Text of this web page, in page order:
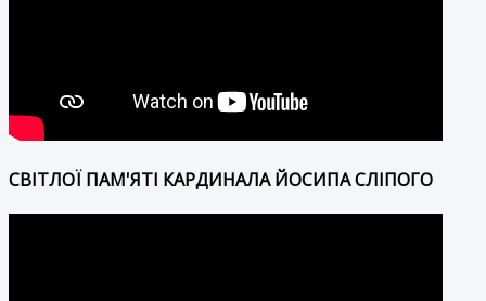
СВІТЛОЇ ПАМ'ЯТІ КАРДИНАЛА ЙОСИПА СЛІПОГО